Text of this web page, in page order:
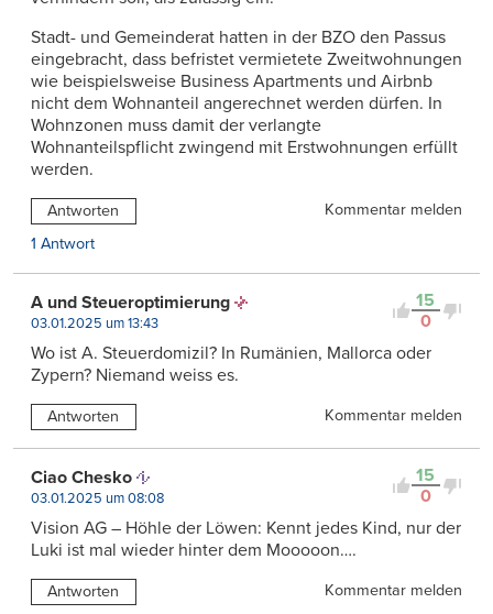
Stadt- und Gemeinderat hatten in der BZO den Passus
eingebracht, dass befristet vermietete Zweitwohnungen
wie beispielsweise Business Apartments und Airbnb
nicht dem Wohnanteil angerechnet werden dürfen. In
Wohnzonen muss damit der verlangte
Wohnanteilspflicht zwingend mit Erstwohnungen erfüllt
werden.
Antworten
Kommentar melden
1 Antwort
15
0
A und Steueroptimierung
03.01.2025 um 13:43
Wo ist A. Steuerdomizil? In Rumänien, Mallorca oder
Zypern? Niemand weiss es.
Antworten Kommentar melden
15
0
Ciao Chesko
03.01.2025 um 08:08
Vision AG – Höhle der Löwen: Kennt jedes Kind, nur der
Luki ist mal wieder hinter dem Mooooon….
Antworten Kommentar melden